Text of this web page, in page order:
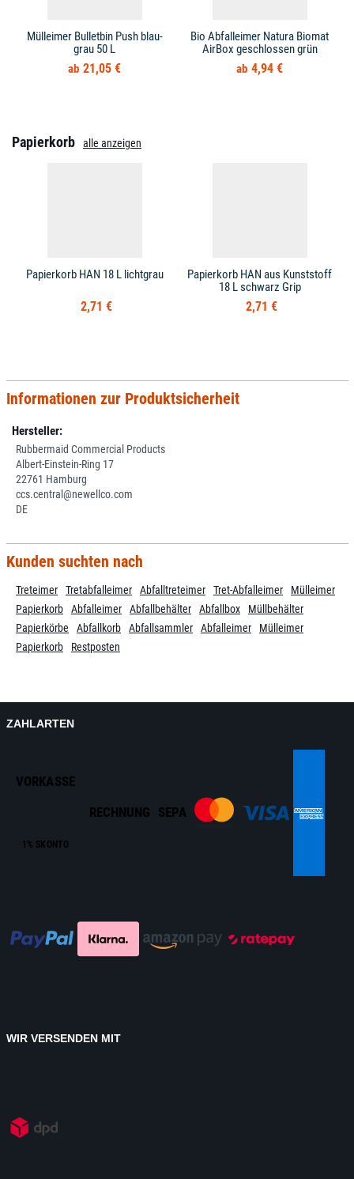
Mülleimer Bulletbin Push blau-
grau 50 L
21,05 €
Bio Abfalleimer Natura Biomat
AirBox geschlossen grün
4,94 €
Papierkorb alle anzeigen
Papierkorb HAN 18 L lichtgrau
2,71 €
Papierkorb HAN aus Kunststoff
18 L schwarz Grip
2,71 €
Informationen zur Produktsicherheit
Hersteller:
Rubbermaid Commercial Products
Albert-Einstein-Ring 17
22761 Hamburg
ccs.central@newellco.com
DE
Kunden suchten nach
Treteimer Tretabfalleimer Abfalltreteimer Tret-Abfalleimer
Mülleimer
Papierkorb
Abfalleimer Abfallbehälter Abfallbox
Müllbehälter
Papierkörbe
Abfallkorb Abfallsammler Abfalleimer
Mülleimer
Papierkorb
Restposten
ZAHLARTEN
VORKASSE
1% SKONTO
RECHNUNG SEPA
WIR VERSENDEN MIT